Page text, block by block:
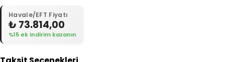
Havale/EFT Fiyatı
₺ 73.814,00
%15 ek indirim kazanın